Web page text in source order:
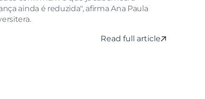
ainda é reduzida", afirma Ana Paula
Read full article